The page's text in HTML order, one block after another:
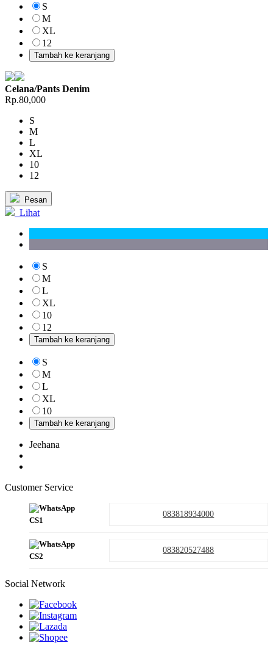
S
M
XL
12
Tambah ke keranjang
Celana/Pants Denim
Rp.80,000
S
M
L
XL
10
12
Pesan
Lihat
S
M
L
XL
10
12
Tambah ke keranjang
S
M
L
XL
10
Tambah ke keranjang
Jeehana
Customer Service
CS1
083818934000
CS2
083820527488
Social Network